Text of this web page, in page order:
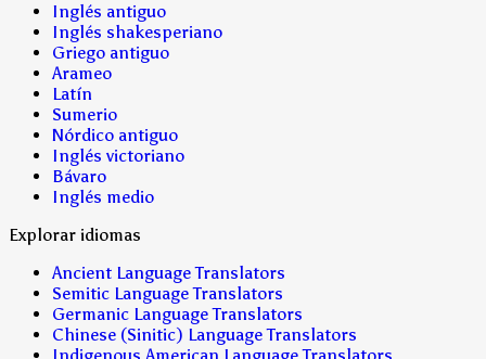
Inglés antiguo
Inglés shakesperiano
Griego antiguo
Arameo
Latín
Sumerio
Nórdico antiguo
Inglés victoriano
Bávaro
Inglés medio
Explorar idiomas
Ancient Language Translators
Semitic Language Translators
Germanic Language Translators
Chinese (Sinitic) Language Translators